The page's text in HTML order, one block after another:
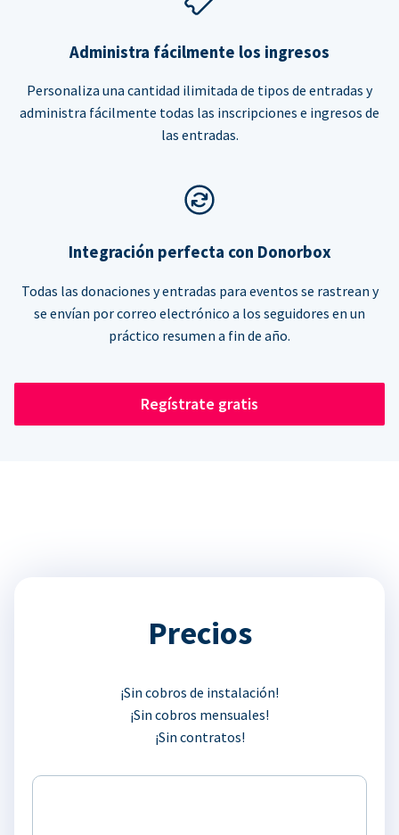
Administra fácilmente los ingresos
Personaliza una cantidad ilimitada de tipos de entradas y
administra fácilmente todas las inscripciones e ingresos de
las entradas.
Integración perfecta con Donorbox
Todas las donaciones y entradas para eventos se rastrean y
se envían por correo electrónico a los seguidores en un
práctico resumen a fin de año.
Regístrate gratis
Precios
¡Sin cobros de instalación!
¡Sin cobros mensuales!
¡Sin contratos!